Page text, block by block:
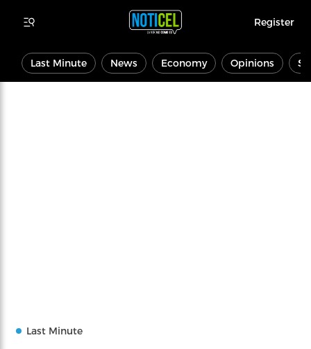
Register
Last Minute News Economy Opinions
Last Minute